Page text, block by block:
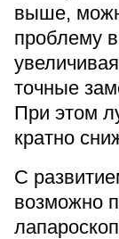
выше,
проблему
точные
При этом
кратно
С
возможно